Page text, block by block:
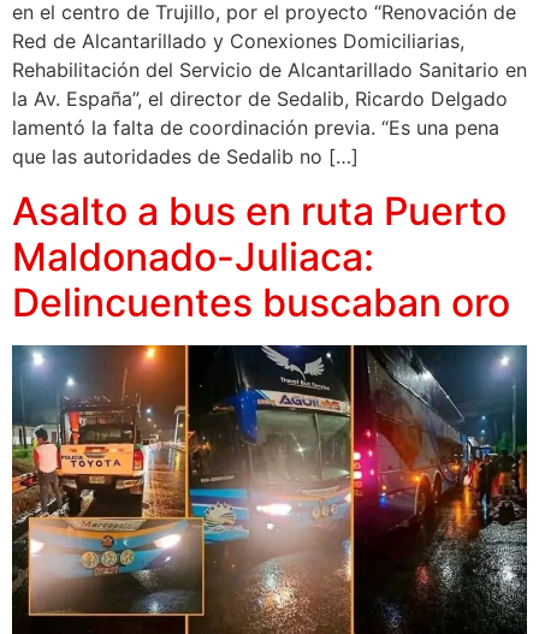
en el centro de Trujillo, por el proyecto “Renovación de
Red de Alcantarillado y Conexiones Domiciliarias,
Rehabilitación del Servicio de Alcantarillado Sanitario en
la Av. España”, el director de Sedalib, Ricardo Delgado
lamentó la falta de coordinación previa. “Es una pena
que las autoridades de Sedalib no […]
Asalto a bus en ruta Puerto
Maldonado-Juliaca:
Delincuentes buscaban oro